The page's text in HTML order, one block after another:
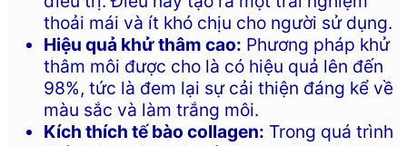
thoải mái và ít khó chịu cho người sử dụng.
Hiệu quả khử thâm cao: Phương pháp khử
thâm môi được cho là có hiệu quả lên đến
98%, tức là đem lại sự cải thiện đáng kể về
màu sắc và làm trắng môi.
Kích thích tế bào collagen: Trong quá trình